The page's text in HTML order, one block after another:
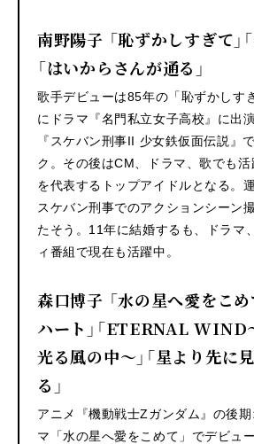
南野陽子 「恥ずかしすぎて」
「はいからさんが通る」
歌手デビューは85年の「恥ずかしす
にドラマ『名門私立女子高校』に出
『スケバン刑事II 少女鉄仮面伝説』
ク。その後はCM、ドラマ、歌でも
を代表するトップアイドルとなる。
スケバン刑事でのアクションシーン
たそう。11年に結婚するも、ドラマ
ィ番組で現在も活躍中。
森口博子 「水の星へ愛をこめ
ハート」「ETERNAL WIND
光る風の中〜」「星より先に
る」
アニメ『機動戦士Ζガンダム』の後
マ「水の星へ愛をこめて」でデビュ